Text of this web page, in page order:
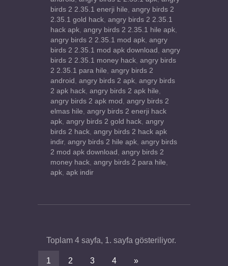
birds 2 2.35.1 enerji hile, angry birds 2
2.35.1 gold hack, angry birds 2 2.35.1
hack apk, angry birds 2 2.35.1 hile apk,
angry birds 2 2.35.1 mod apk, angry
birds 2 2.35.1 mod apk download , angry
birds 2 2.35.1 money hack, angry birds
2 2.35.1 para hile, angry birds 2
android , angry birds 2 apk, angry birds
2 apk hack, angry birds 2 apk hile,
angry birds 2 apk mod , angry birds 2
elmas hile, angry birds 2 enerji hack
apk, angry birds 2 gold hack, angry
birds 2 hack, angry birds 2 hack apk
indir, angry birds 2 hile apk, angry birds
2 mod apk download , angry birds 2
money hack, angry birds 2 para hile,
apk, apk indir
Toplam 4 sayfa, 1. sayfa gösteriliyor.
1 2 3 4 »